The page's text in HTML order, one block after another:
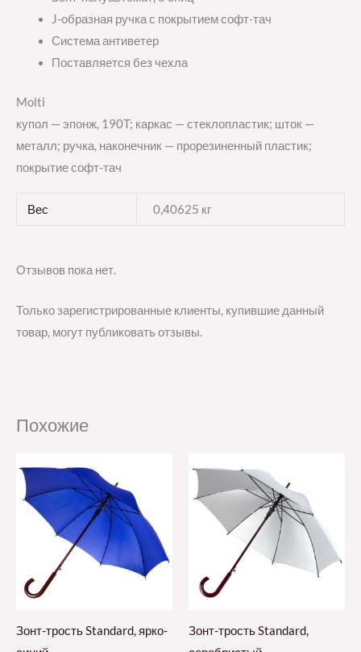
J-образная ручка с покрытием софт-тач
Система антиветер
Поставляется без чехла
Molti
купол — эпонж, 190T; каркас — стеклопластик; шток —
металл; ручка, наконечник — прорезиненный пластик;
покрытие софт-тач
Вес 0,40625 кг
Отзывов пока нет.
Только зарегистрированные клиенты, купившие данный
товар, могут публиковать отзывы.
Похожие
Зонт-трость Standard, ярко-
Зонт-трость Standard,